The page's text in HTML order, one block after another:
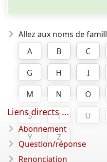
Allez aux noms de
A
B C
G
H I
M
N O
S
T U
Y
Z
Liens directs ...
Abonnement
Question/réponse
Renonciation